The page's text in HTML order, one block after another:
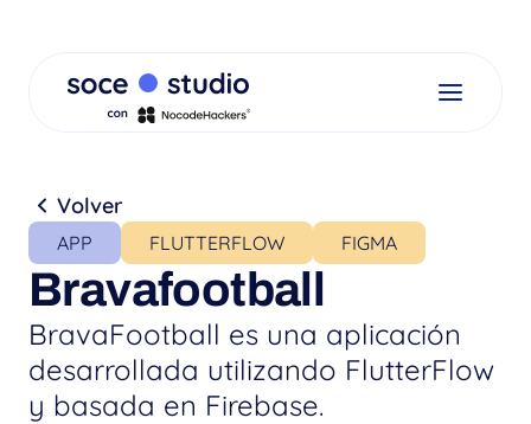
Volver
APP FLUTTERFLOW FIGMA
Bravafootball
BravaFootball es una aplicación
desarrollada utilizando FlutterFlow
y basada en Firebase.